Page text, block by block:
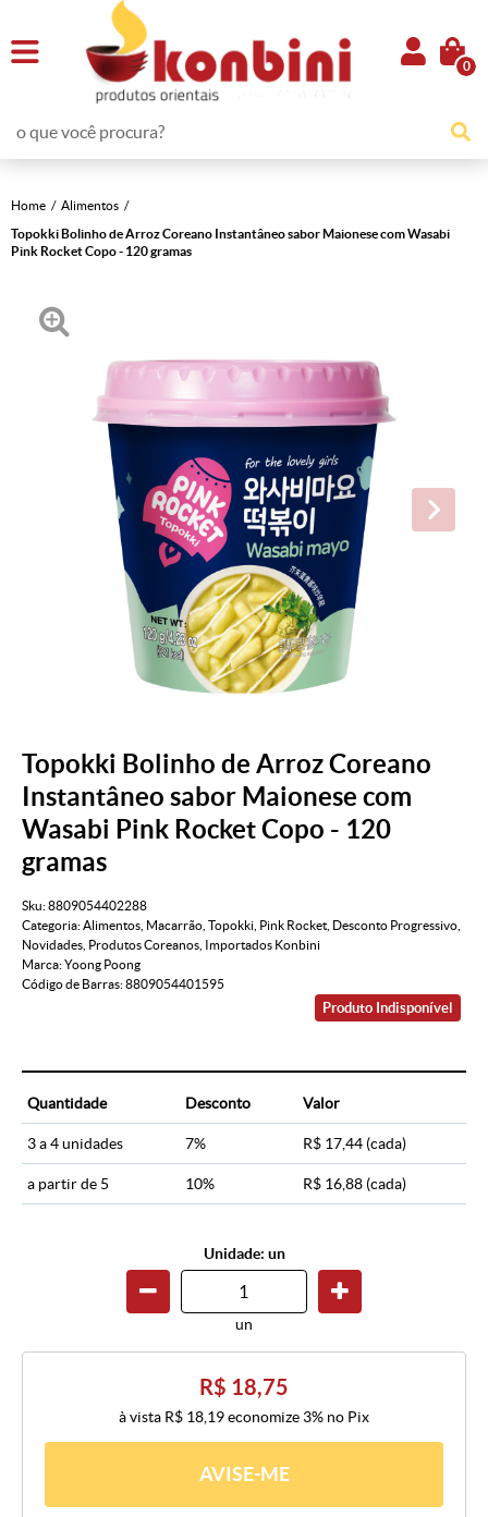
0
Home
Alimentos
Topokki Bolinho de Arroz Coreano Instantâneo sabor Maionese com Wasabi
Pink Rocket Copo - 120 gramas
Topokki Bolinho de Arroz Coreano
Instantâneo sabor Maionese com
Wasabi Pink Rocket Copo - 120
gramas
Sku:8809054402288
Categoria:Alimentos Macarrão Topokki Pink Rocket Desconto Progressivo
Novidades Produtos Coreanos
Importados Konbini
Marca:Yoong Poong
Código de Barras:8809054401595
Produto Indisponível
Quantidade Desconto Valor
3 a 4 unidades 7% R$ 17,44 (cada)
a partir de 5 10% R$ 16,88 (cada)
Unidade: un
un
R$ 18,75
à vista R$ 18,19economize 3% no Pix
AVISE-ME